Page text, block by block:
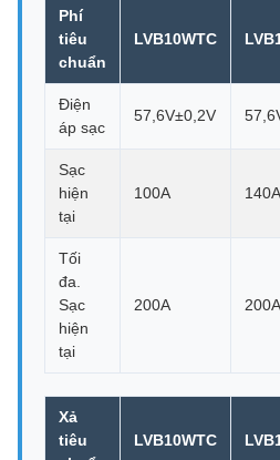
Phí
tiêu
chuẩn
LVB10WTC
Điện
áp sạc
57,6V±0,2V
Sạc
hiện
tại
100A 140A
Tối
đa.
Sạc
hiện
tại
200A 200A
Xả
tiêu
LVB10WTC